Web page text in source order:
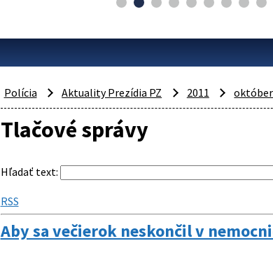
Polícia Aktuality Prezídia PZ 2011 október
Tlačové správy
Hľadať text:
RSS
Aby sa večierok neskončil v